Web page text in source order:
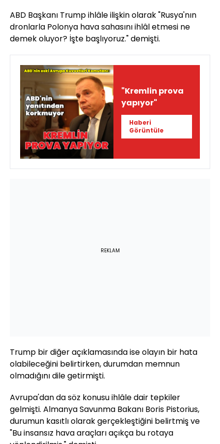
ABD Başkanı Trump ihlâle ilişkin olarak "Rusya'nın
dronlarla Polonya hava sahasını ihlâl etmesi ne
demek oluyor? İşte başlıyoruz." demişti.
"Kremlin prova
yapıyor"
Haberi
Görüntüle
REKLAM
Trump bir diğer açıklamasında ise olayın bir hata
olabileceğini belirtirken, durumdan memnun
olmadığını dile getirmişti.
Avrupa'dan da söz konusu ihlâle dair tepkiler
gelmişti. Almanya Savunma Bakanı Boris Pistorius,
durumun kasıtlı olarak gerçekleştiğini belirtmiş ve
"Bu insansız hava araçları açıkça bu rotaya